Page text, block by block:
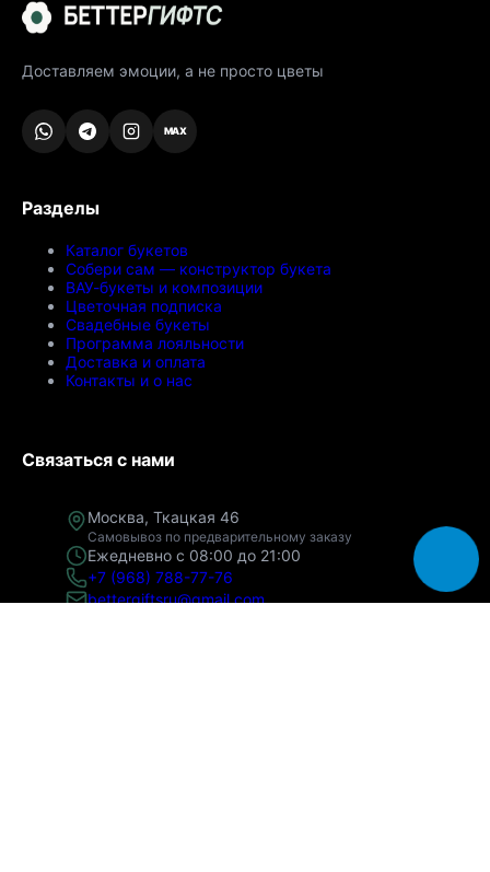
Доставляем эмоции, а не просто цветы
MAX
Разделы
Каталог букетов
Собери сам — конструктор букета
ВАУ-букеты и композиции
Цветочная подписка
Свадебные букеты
Программа лояльности
Доставка и оплата
Контакты и о нас
Связаться с нами
Москва, Ткацкая 46
Самовывоз по предварительному заказу
Ежедневно с 08:00 до 21:00
+7 (968) 788-77-76
bettergiftsru@gmail.com